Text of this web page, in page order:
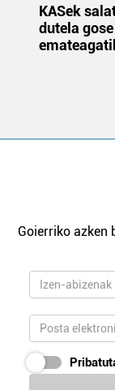
KASek
dutela
Goierriko azken